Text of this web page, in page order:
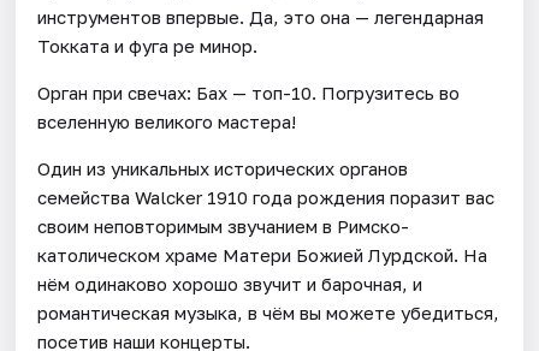
инструментов впервые. Да, это она — легендарная
Токката и фуга ре минор.
Орган при свечах: Бах — топ-10. Погрузитесь во
вселенную великого мастера!
Один из уникальных исторических органов
семейства Walcker 1910 года рождения поразит вас
своим неповторимым звучанием в Римско-
католическом храме Матери Божией Лурдской. На
нём одинаково хорошо звучит и барочная, и
романтическая музыка, в чём вы можете убедиться,
посетив наши концерты.